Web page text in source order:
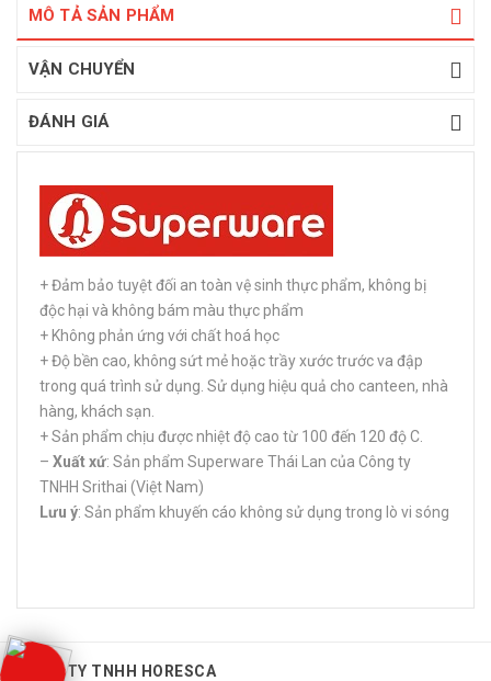
MÔ TẢ SẢN PHẨM
VẬN CHUYỂN
ĐÁNH GIÁ
+ Đảm bảo tuyệt đối an toàn vệ sinh thực phẩm, không bị
độc hại và không bám màu thực phẩm
+ Không phản ứng với chất hoá học
+ Độ bền cao, không sứt mẻ hoặc trầy xước trước va đập
trong quá trình sử dụng. Sử dụng hiệu quả cho canteen, nhà
hàng, khách sạn.
+ Sản phẩm chịu được nhiệt độ cao từ 100 đến 120 độ C.
– Xuất xứ: Sản phẩm Superware Thái Lan của Công ty
TNHH Srithai (Việt Nam)
Lưu ý: Sản phẩm khuyến cáo không sử dụng trong lò vi sóng
CÔNG TY TNHH HORESCA